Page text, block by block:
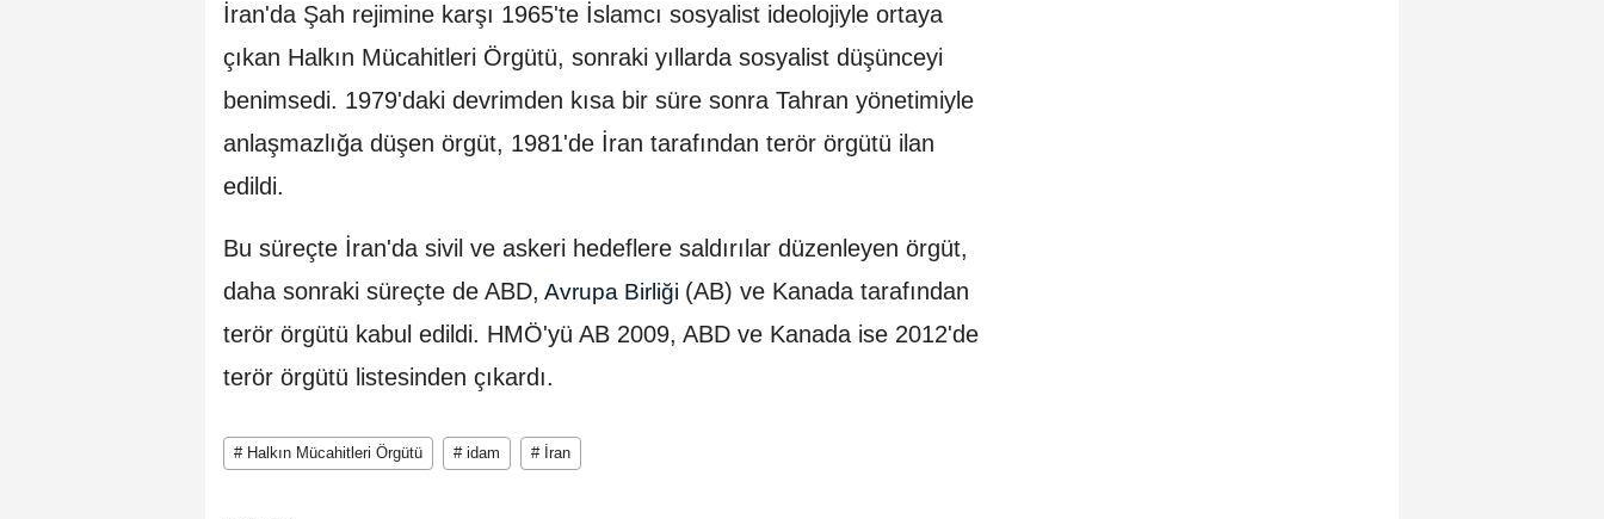
İran'da Şah rejimine karşı 1965'te İslamcı sosyalist ideolojiyle ortaya
çıkan Halkın Mücahitleri Örgütü, sonraki yıllarda sosyalist düşünceyi
benimsedi. 1979'daki devrimden kısa bir süre sonra Tahran yönetimiyle
anlaşmazlığa düşen örgüt, 1981'de İran tarafından terör örgütü ilan
edildi.
Bu süreçte İran'da sivil ve askeri hedeflere saldırılar düzenleyen örgüt,
daha sonraki süreçte de ABD, Avrupa Birliği (AB) ve Kanada tarafından
terör örgütü kabul edildi. HMÖ'yü AB 2009, ABD ve Kanada ise 2012'de
terör örgütü listesinden çıkardı.
# Halkın Mücahitleri Örgütü # idam # İran